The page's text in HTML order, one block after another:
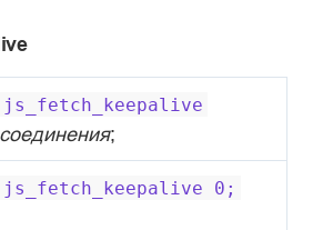
js_fetch_keepalive
соединения;
js_fetch_keepalive 0;